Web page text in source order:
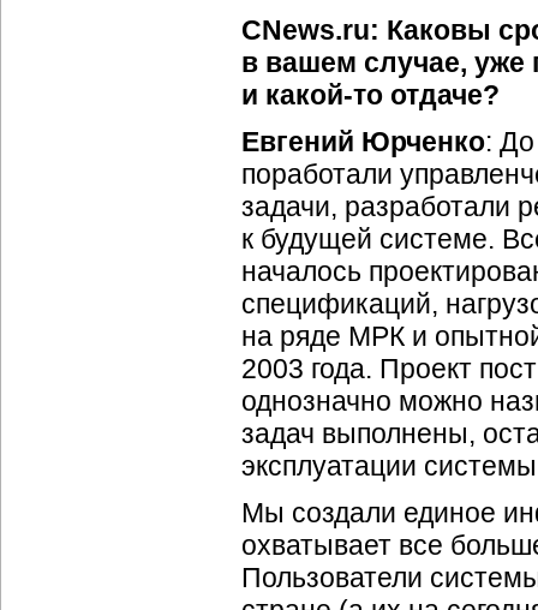
CNews.ru: Каковы
в вашем случае, уже
и какой-то отдаче?
Евгений Юрченко:
поработали
задачи, разработали
к будущей системе.
началось
спецификаций,
на ряде МРК и
2003 года. Проект
однозначно можно
задач выполнены,
эксплуатации
Мы создали единое
охватывает все
Пользователи